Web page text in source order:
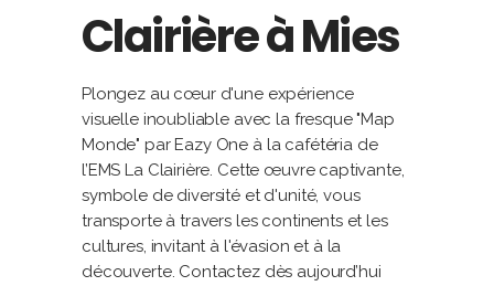
Clairière à Mies
Plongez au cœur d'une expérience
visuelle inoubliable avec la fresque "Map
Monde" par Eazy One à la cafétéria de
l’EMS La Clairière. Cette œuvre captivante,
symbole de diversité et d'unité, vous
transporte à travers les continents et les
cultures, invitant à l'évasion et à la
découverte. Contactez dès aujourd’hui